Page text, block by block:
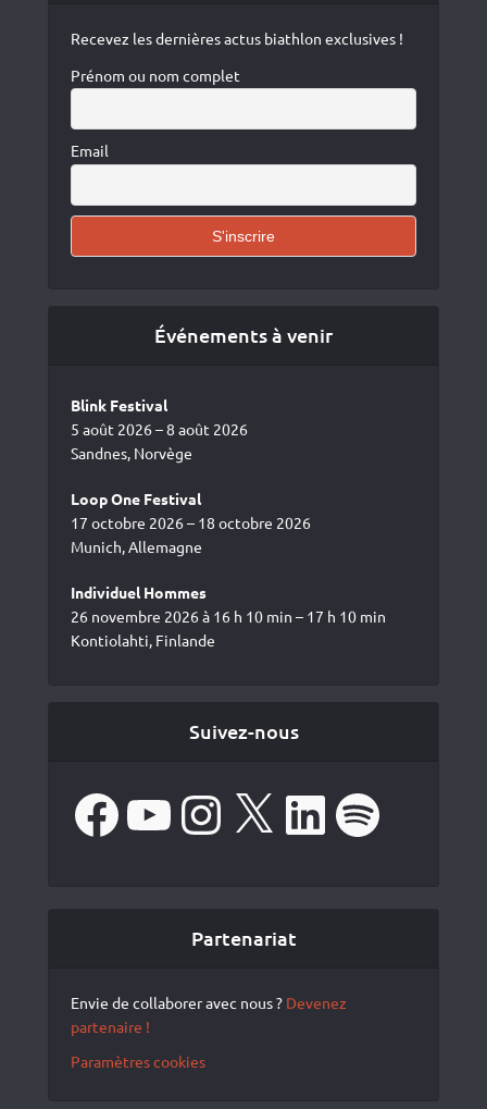
Recevez les dernières actus biathlon exclusives !
Prénom ou nom complet
Email
Événements à venir
Blink Festival
5 août 2026 – 8 août 2026
Sandnes, Norvège
Loop One Festival
17 octobre 2026 – 18 octobre 2026
Munich, Allemagne
Individuel Hommes
26 novembre 2026 à 16 h 10 min – 17 h 10 min
Kontiolahti, Finlande
Suivez-nous
FacebookYouTube Instagram LinkedIn Spotify
Partenariat
Envie de collaborer avec nous ? Devenez
partenaire !
Paramètres cookies